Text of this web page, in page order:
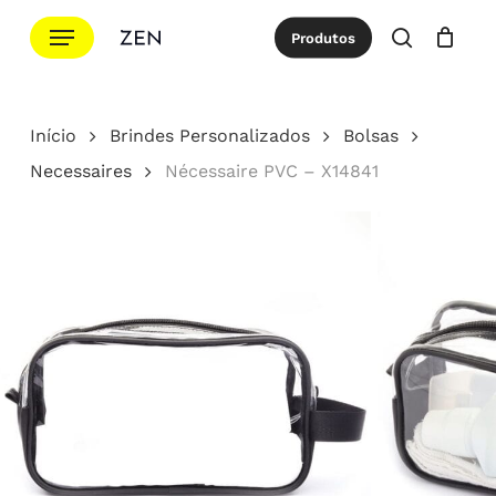
para
principal
Menu Produtos
procurar
Cotação Close
Início Brindes Personalizados
Bolsas
Necessaires
Nécessaire PVC – X14841